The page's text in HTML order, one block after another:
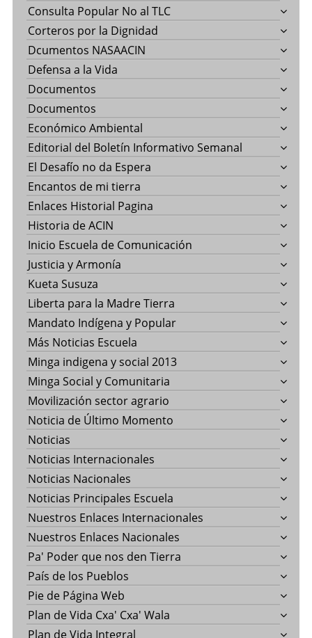
Consulta Popular No al TLC
Corteros por la Dignidad
Dcumentos NASAACIN
Defensa a la Vida
Documentos
Documentos
Económico Ambiental
Editorial del Boletín Informativo Semanal
El Desafío no da Espera
Encantos de mi tierra
Enlaces Historial Pagina
Historia de ACIN
Inicio Escuela de Comunicación
Justicia y Armonía
Kueta Susuza
Liberta para la Madre Tierra
Mandato Indígena y Popular
Más Noticias Escuela
Minga indigena y social 2013
Minga Social y Comunitaria
Movilización sector agrario
Noticia de Último Momento
Noticias
Noticias Internacionales
Noticias Nacionales
Noticias Principales Escuela
Nuestros Enlaces Internacionales
Nuestros Enlaces Nacionales
Pa' Poder que nos den Tierra
País de los Pueblos
Pie de Página Web
Plan de Vida Cxa' Cxa' Wala
Plan de Vida Integral